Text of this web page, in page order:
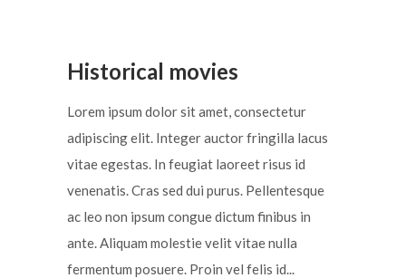
Historical movies
Lorem ipsum dolor sit amet, consectetur
adipiscing elit. Integer auctor fringilla lacus
vitae egestas. In feugiat laoreet risus id
venenatis. Cras sed dui purus. Pellentesque
ac leo non ipsum congue dictum finibus in
ante. Aliquam molestie velit vitae nulla
fermentum posuere. Proin vel felis id...